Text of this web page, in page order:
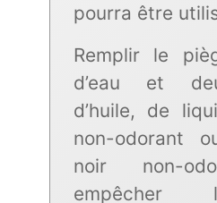
pourra être
Remplir le
d’eau et
d’huile, de
non-odorant
noir non-